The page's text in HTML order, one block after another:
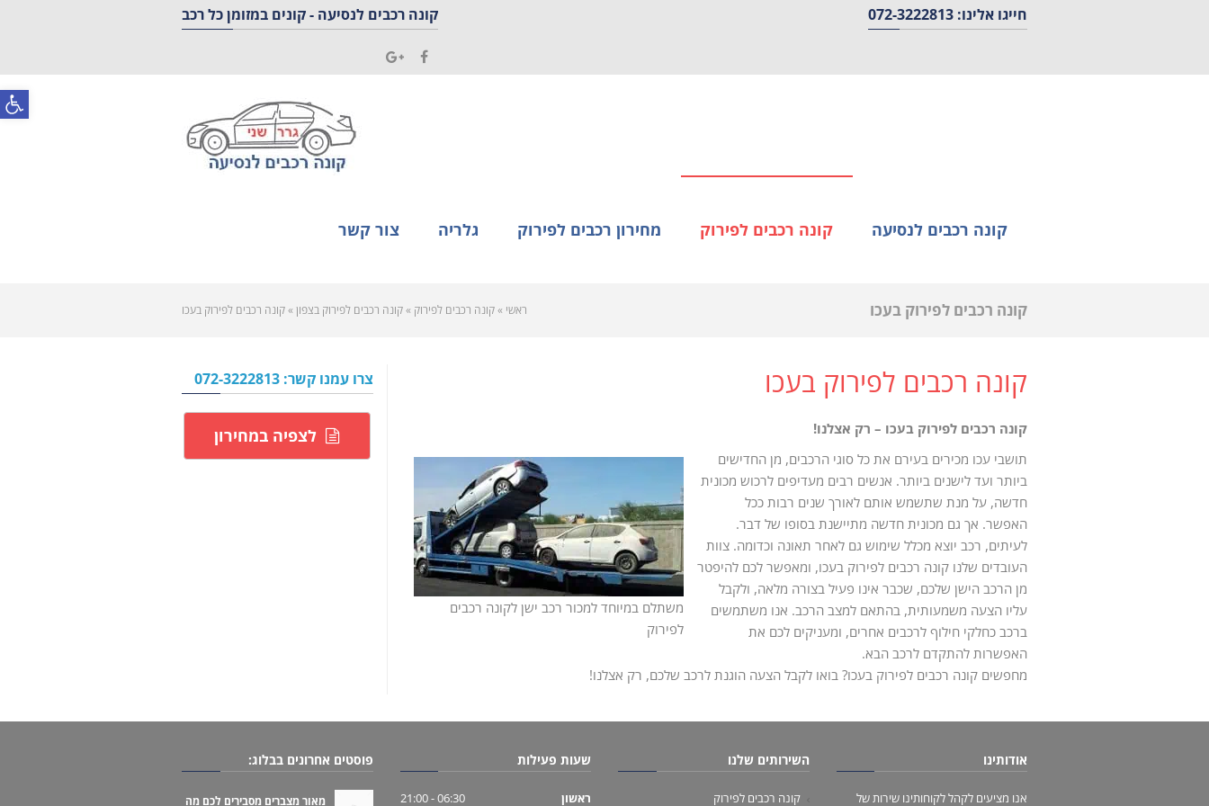
חייגו אלינו: 072-3222813 קונה רכבים לנסיעה - קונים במזומן כל רכב
קונה רכבים לנסיעה קונה רכבים לפירוק מחירון רכבים לפירוק גלריה צור קשר
קונה רכבים לפירוק בעכו ראשי »קונה רכבים לפירוק »קונה רכבים לפירוק בצפון »קונה רכבים לפירוק בעכו
קונה רכבים לפירוק בעכו
קונה רכבים לפירוק בעכו – רק אצלנו!
משתלם במיוחד למכור רכב ישן לקונה רכבים
לפירוק
תושבי עכו מכירים בעירם את כל סוגי הרכבים, מן החדישים
ביותר ועד לישנים ביותר. אנשים רבים מעדיפים לרכוש מכונית
חדשה, על מנת שתשמש אותם לאורך שנים רבות ככל
האפשר. אך גם מכונית חדשה מתיישנת בסופו של דבר.
לעיתים, רכב יוצא מכלל שימוש גם לאחר תאונה וכדומה. צוות
העובדים שלנו קונה רכבים לפירוק בעכו, ומאפשר לכם להיפטר
מן הרכב הישן שלכם, שכבר אינו פעיל בצורה מלאה, ולקבל
עליו הצעה משמעותית, בהתאם למצב הרכב. אנו משתמשים
ברכב כחלקי חילוף לרכבים אחרים, ומעניקים לכם את
האפשרות להתקדם לרכב הבא.
מחפשים קונה רכבים לפירוק בעכו? בואו לקבל הצעה הוגנת לרכב שלכם, רק אצלנו!
צרו עמנו קשר: 072-3222813
לצפיה במחירון
אודותינו
אנו מציעים לקהל לקוחותינו שירות של
השירותים שלנו
קונה רכבים לפירוק
שעות פעילות
ראשון 06:30 - 21:00
פוסטים אחרונים בבלוג:
מאור מצברים מסבירים לכם מה
פתח